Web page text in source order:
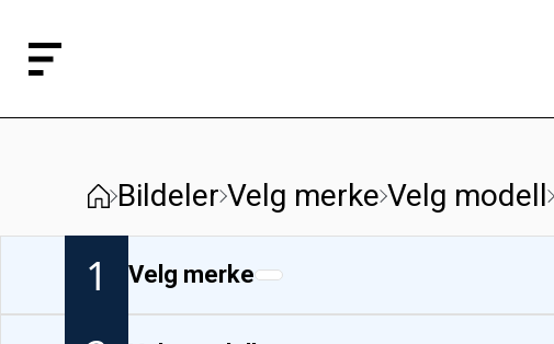
Bildeler Velg merke Velg modell
1 Velg merke